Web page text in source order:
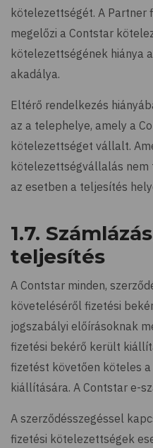
kötelezettségét. A Partner
megelőzi a Contstar
kötelezettségének hiánya
akadálya.
Eltérő rendelkezés
az a telephelye, amely a
kötelezettséget vállalt.
kötelezettségvállalás
az esetben a teljesítés
1.7.
teljesítés
A Contstar minden,
követeléséről fizetési
jogszabályi előírásoknak
fizetési bekérő került
fizetést követően köteles
kiállítására. A Contstar e-
A szerződésszegéssel
fizetési kötelezettségek